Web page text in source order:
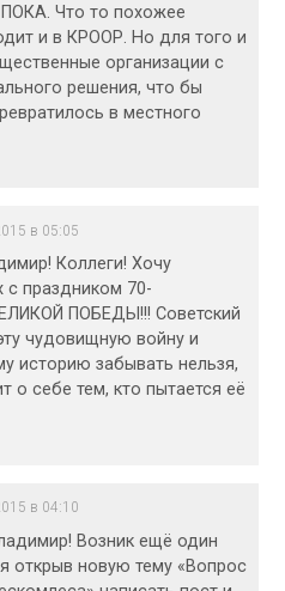
Что то похожее
и в КРООР. Но для того и
организации с
решения, что бы
в местного
в 05:05
Коллеги! Хочу
с праздником 70-
ПОБЕДЫ!!! Советский
чудовищную войну и
историю забывать нельзя,
о себе тем, кто пытается её
в 04:10
Возник ещё один
открыв новую тему «Вопрос